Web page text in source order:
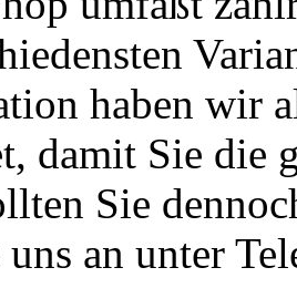
haben wir
damit Sie die
Sie
uns an unter